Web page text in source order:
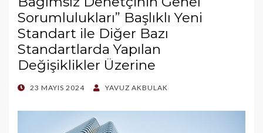
Sorumlulukları” Başlıklı Yeni
Standart ile Diğer Bazı
Standartlarda Yapılan
Değişiklikler Üzerine
POSTED
23 MAYIS 2024 YAVUZ AKBULAK